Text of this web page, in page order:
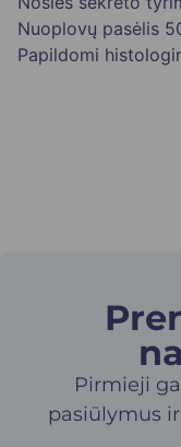
Nuoplovų pasėlis
Papildomi
Pirmieji
pasiūlymus